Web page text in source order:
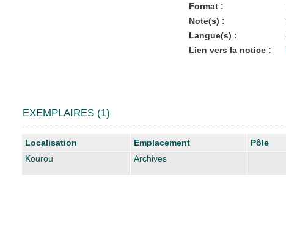
Format :
Note(s) :
Langue(s) :
Lien vers la notice :
EXEMPLAIRES (1)
Liste des exemplaires
Localisation Emplacement Pôle
Kourou
Archives